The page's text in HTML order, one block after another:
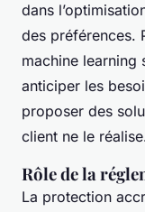
dans
des préférences.
machine learning
anticiper les
proposer des
client ne le
Rôle de la
La protection